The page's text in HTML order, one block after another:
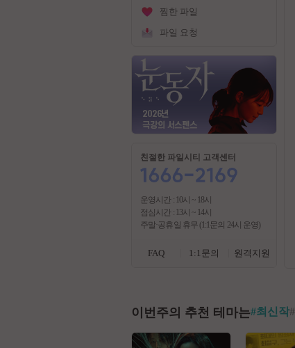
입
찜한 파일
파일 요청
친절한 파일시티 고객센터
운영시간 : 10시 ~ 18시
점심시간 : 13시 ~ 14시
주말·공휴일 휴무 (1:1문의 24시 운영)
FAQ 1:1문의 원격지원
이번주의 추천 테마는#최신작#